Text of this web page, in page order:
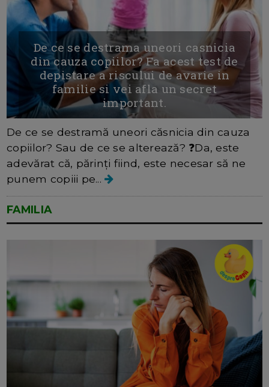
De ce se destrama uneori casnicia
din cauza copiilor? Fa acest test de
depistare a riscului de avarie in
familie si vei afla un secret
important.
De ce se destramă uneori căsnicia din cauza
copiilor? Sau de ce se alterează? ❓Da, este
adevărat că, părinți fiind, este necesar să ne
punem copiii pe...
FAMILIA